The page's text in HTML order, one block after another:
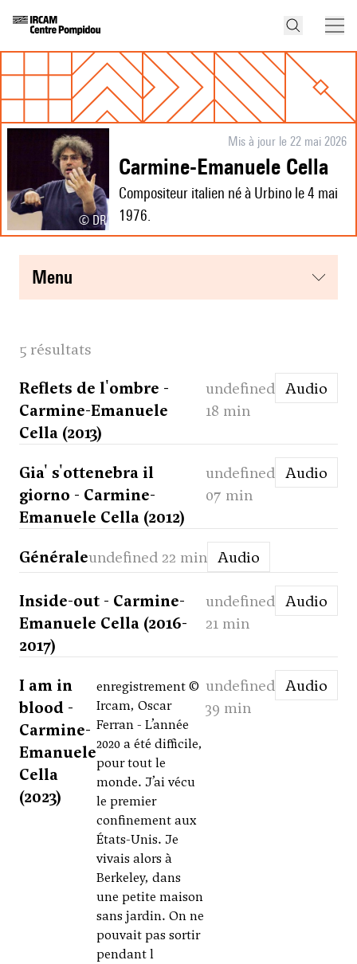
© DR
Mis à jour le 22 mai 2026
Carmine-Emanuele Cella
Compositeur italien né à Urbino le 4 mai
1976.
menu
5 résultats
Reflets de l'ombre -
Carmine-Emanuele
Cella (2013)
undefined
18 min
Audio
Gia' s'ottenebra il
giorno - Carmine-
Emanuele Cella (2012)
undefined
07 min
Audio
Généraleundefined 22 min Audio
Inside-out - Carmine-
Emanuele Cella (2016-
2017)
undefined
21 min
Audio
I am in
blood -
Carmine-
Emanuele
Cella
(2023)
enregistrement ©
Ircam, Oscar
Ferran - L’année
2020 a été difficile,
pour tout le
monde. J’ai vécu
le premier
confinement aux
États-Unis. Je
vivais alors à
Berkeley, dans
une petite maison
sans jardin. On ne
pouvait pas sortir
pendant l
undefined
39 min
Audio